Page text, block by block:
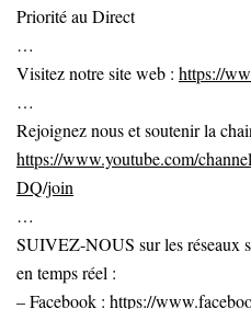
Priorité au Direct
…
Visitez notre site web : https://
…
Rejoignez nous et soutenir la
https://www.youtube.com/
DQ/join
…
SUIVEZ-NOUS sur les réseaux
en temps réel :
– Facebook : https://